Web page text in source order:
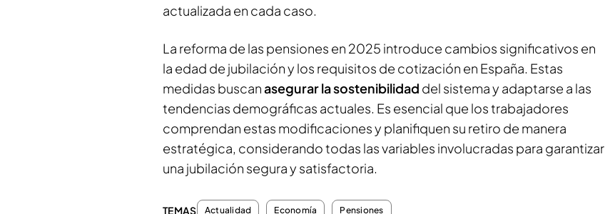
actualizada en cada caso.
La reforma de las pensiones en 2025 introduce cambios significativos en
la edad de jubilación y los requisitos de cotización en España. Estas
medidas buscanasegurar la sostenibilidad del sistema y adaptarse a las
tendencias demográficas actuales. Es esencial que los trabajadores
comprendan estas modificaciones y planifiquen su retiro de manera
estratégica, considerando todas las variables involucradas para garantizar
una jubilación segura y satisfactoria.
TEMAS Actualidad Economía Pensiones